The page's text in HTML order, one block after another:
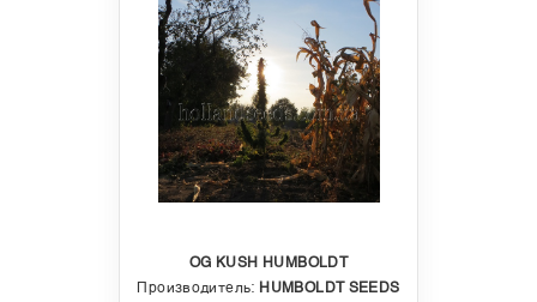
OG KUSH HUMBOLDT
Производитель: HUMBOLDT SEEDS